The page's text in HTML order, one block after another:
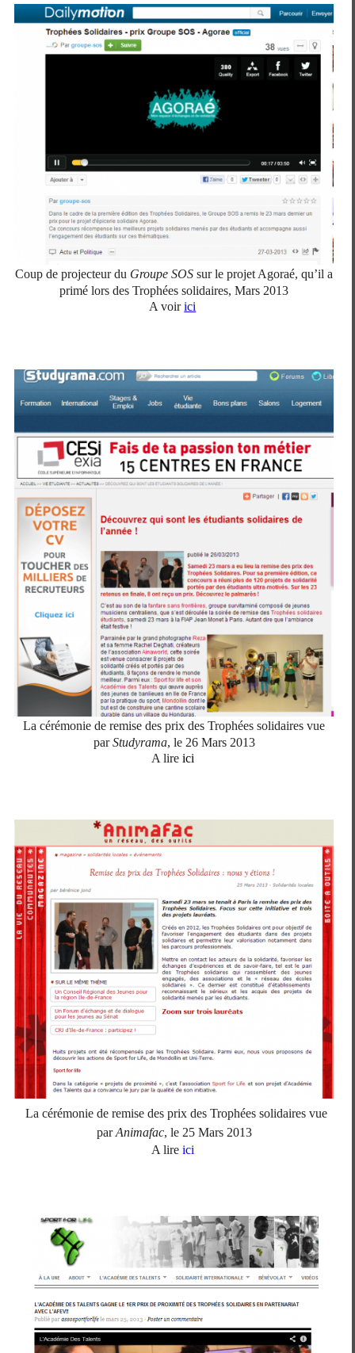
Coup de projecteur du Groupe SOS sur le projet Agoraé, qu’il a
primé lors des Trophées solidaires, Mars 2013
A voirici
La cérémonie de remise des prix des Trophées solidaires vue
parStudyrama, le 26 Mars 2013
A lire ici
La cérémonie de remise des prix des Trophées solidaires vue
parAnimafac, le 25 Mars 2013
A lire ici